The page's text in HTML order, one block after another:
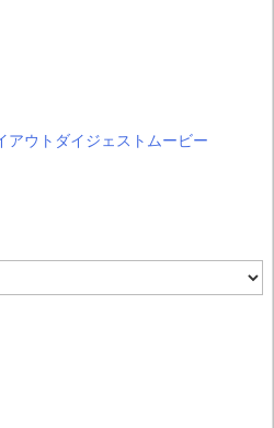
アウトダイジェストムービー